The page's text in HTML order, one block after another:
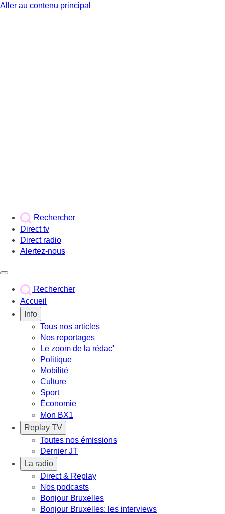
Aller au contenu principal
Rechercher
Direct tv
Direct radio
Alertez-nous
Rechercher
Accueil
Info
Tous nos articles
Nos reportages
Le zoom de la rédac'
Politique
Mobilité
Culture
Sport
Économie
Mon BX1
Replay TV
Toutes nos émissions
Dernier JT
La radio
Direct & Replay
Nos podcasts
Bonjour Bruxelles
Bonjour Bruxelles: les interviews